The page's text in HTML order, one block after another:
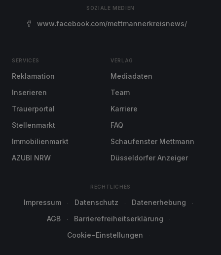
SOZIALE MEDIEN
www.facebook.com/mettmannerkreisnews/
SERVICES
Reklamation
Inserieren
Trauerportal
Stellenmarkt
Immobilienmarkt
AZUBI NRW
VERLAG
Mediadaten
Team
Karriere
FAQ
Schaufenster Mettmann
Düsseldorfer Anzeiger
RECHTLICHES
Impressum Datenschutz
Datenerhebung
AGB
Barrierefreiheitserklärung
Cookie-Einstellungen